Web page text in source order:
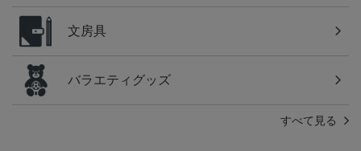
文房具
バラエティグッズ
すべて見る